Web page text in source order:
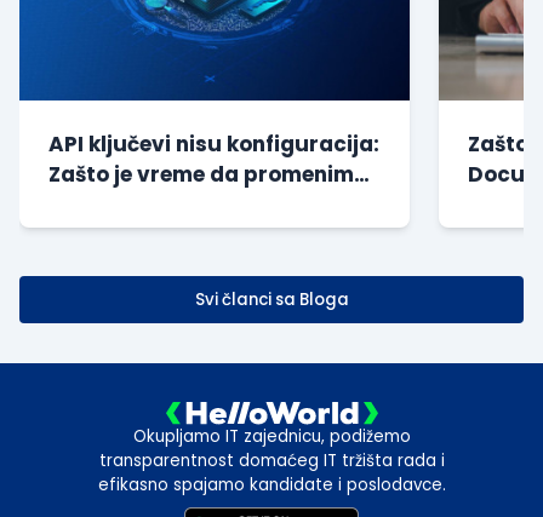
API ključevi nisu konfiguracija:
Zašto je vreme da promenimo
Zašto
Svi članci sa Bloga
Okupljamo IT zajednicu, podižemo
transparentnost domaćeg IT tržišta rada i
efikasno spajamo kandidate i poslodavce.